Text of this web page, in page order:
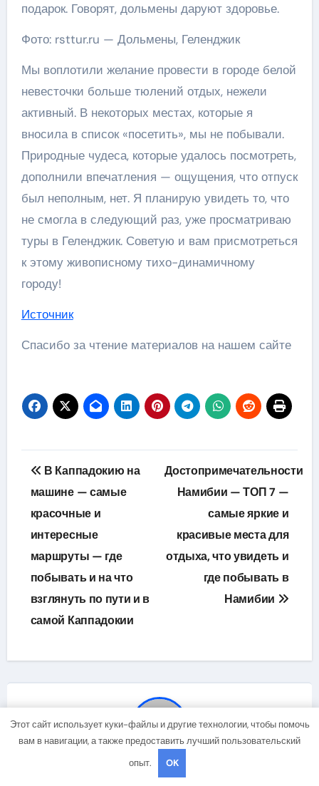
подарок. Говорят, дольмены даруют здоровье.
Фото: rsttur.ru — Дольмены, Геленджик
Мы воплотили желание провести в городе белой
невесточки больше тюлений отдых, нежели
активный. В некоторых местах, которые я
вносила в список «посетить», мы не побывали.
Природные чудеса, которые удалось посмотреть,
дополнили впечатления — ощущения, что отпуск
был неполным, нет. Я планирую увидеть то, что
не смогла в следующий раз, уже просматриваю
туры в Геленджик. Советую и вам присмотреться
к этому живописному тихо-динамичному
городу!
Источник
Спасибо за чтение материалов на нашем сайте
Навигация
по
записям
В Каппадокию на
машине — самые
красочные и
интересные
маршруты — где
побывать и на что
взглянуть по пути и в
самой Каппадокии
Достопримечательности
Намибии — ТОП 7 —
самые яркие и
красивые места для
отдыха, что увидеть и
где побывать в
Намибии
studiohallo_
Этот сайт использует куки-файлы и другие технологии, чтобы помочь
вам в навигации, а также предоставить лучший пользовательский
опыт.
OK